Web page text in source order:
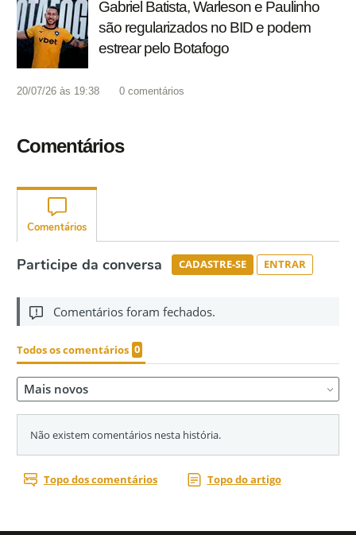
Gabriel Batista, Warleson e Paulinho
são regularizados no BID e podem
estrear pelo Botafogo
20/07/26 às 19:38 0 comentários
Comentários